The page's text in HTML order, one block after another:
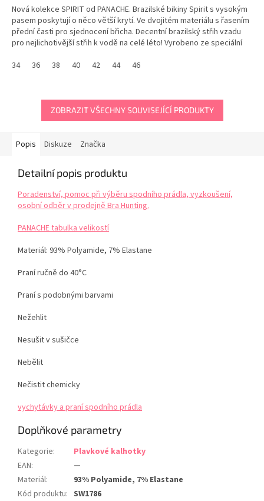
Nová kolekce SPIRIT od PANACHE. Brazilské bikiny Spirit s vysokým
pasem poskytují o něco větší krytí. Ve dvojitém materiálu s řasením
přední časti pro sjednocení břicha. Decentní brazilský střih vzadu
pro nejlichotivější střih k vodě na celé léto! Vyrobeno ze speciální
34
36 38 40 42 44 46
ZOBRAZIT VŠECHNY SOUVISEJÍCÍ PRODUKTY
Popis Diskuze Značka
Detailní popis produktu
Poradenství, pomoc při výběru spodního prádla, vyzkoušení,
osobní odběr v prodejně Bra Hunting.
PANACHE tabulka velikostí
Materiál: 93% Polyamide, 7% Elastane
Praní ručně do 40°C
Praní s podobnými barvami
Nežehlit
Nesušit v sušičce
Nebělit
Nečistit chemicky
vychytávky a praní spodního prádla
Doplňkové parametry
Kategorie:
Plavkové kalhotky
EAN:
—
Materiál:
93% Polyamide, 7% Elastane
Kód produktu: SW1786